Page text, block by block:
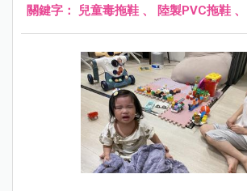
關鍵字： 兒童毒拖鞋 、 陸製PVC拖鞋 、